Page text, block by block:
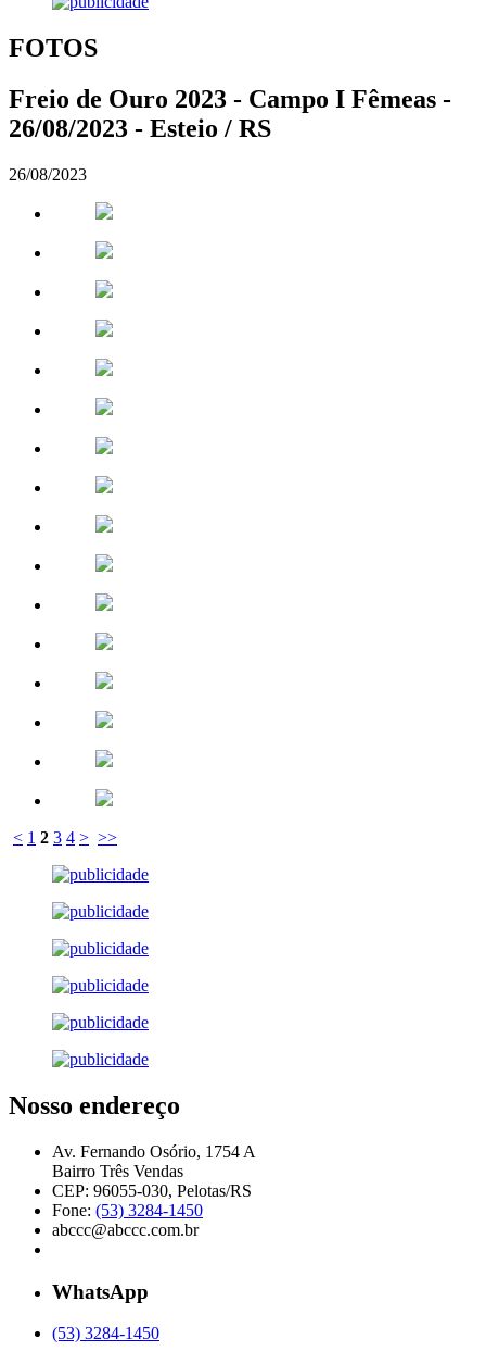
FOTOS
Freio de Ouro 2023 - Campo I Fêmeas -
26/08/2023 - Esteio / RS
26/08/2023
< 1 2 3 4 > >>
Nosso endereço
Av. Fernando Osório, 1754 A
Bairro Três Vendas
CEP: 96055-030, Pelotas/RS
Fone: (53) 3284-1450
abccc@abccc.com.br
WhatsApp
(53) 3284-1450